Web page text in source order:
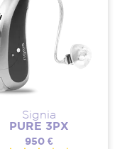
Signia
PURE 3PX
950 €